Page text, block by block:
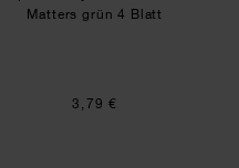
Matters grün 4 Blatt
3,79 €